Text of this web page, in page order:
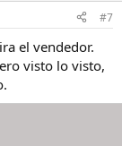
#7
el vendedor.
visto lo visto,